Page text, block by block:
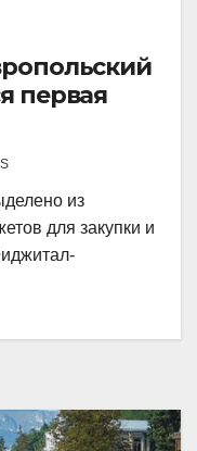
первая
из
для закупки и